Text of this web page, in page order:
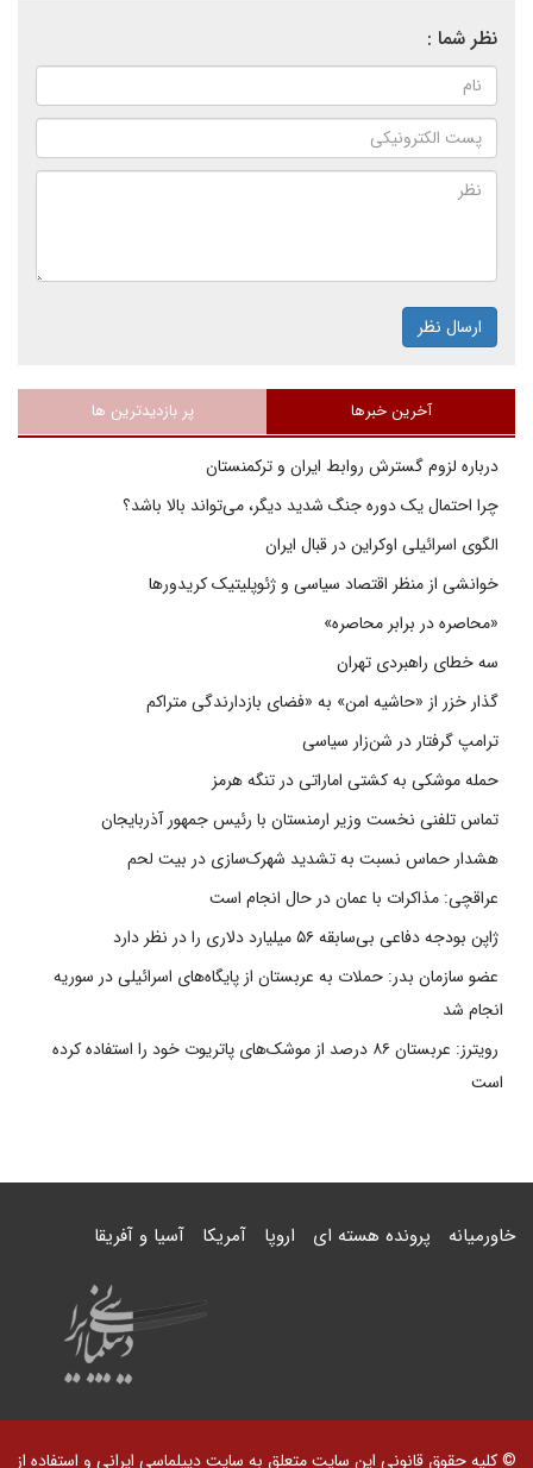
نظر شما :
ارسال نظر
آخرین خبرها پر بازدیدترین ها
درباره لزوم گسترش روابط ایران و ترکمنستان
چرا احتمال یک دوره جنگ شدید دیگر، می‌تواند بالا باشد؟
الگوی اسرائیلی اوکراین در قبال ایران
خوانشی از منظر اقتصاد سیاسی و ژئوپلیتیک کریدورها
«محاصره در برابر محاصره»
سه خطای راهبردی تهران
گذار خزر از «حاشیه امن» به «فضای بازدارندگی متراکم
ترامپ گرفتار در شن‌زار سیاسی
حمله موشکی به کشتی اماراتی در تنگه هرمز
تماس تلفنی نخست وزیر ارمنستان با رئیس جمهور آذربایجان
هشدار حماس نسبت به تشدید شهرک‌سازی در بیت‌ لحم
عراقچی: مذاکرات با عمان در حال انجام است
ژاپن بودجه دفاعی بی‌سابقه ۵۶ میلیارد دلاری را در نظر دارد
عضو سازمان بدر: حملات به عربستان از پایگاه‌های اسرائیلی در سوریه
انجام شد
رویترز: عربستان ۸۶ درصد از موشک‌های پاتریوت خود را استفاده کرده
است
خاورمیانه پرونده هسته ای اروپا آمریکا آسیا و آفریقا
© کلیه حقوق قانونی این سایت متعلق به سایت دیپلماسی ایرانی و استفاده از